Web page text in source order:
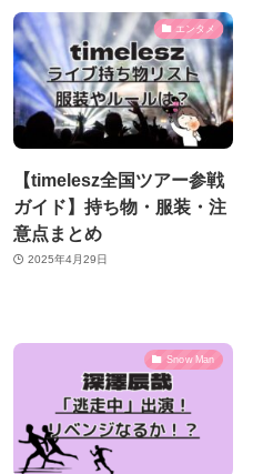
エンタメ
【timelesz全国ツアー参戦
ガイド】持ち物・服装・注
意点まとめ
2025年4月29日
Snow Man